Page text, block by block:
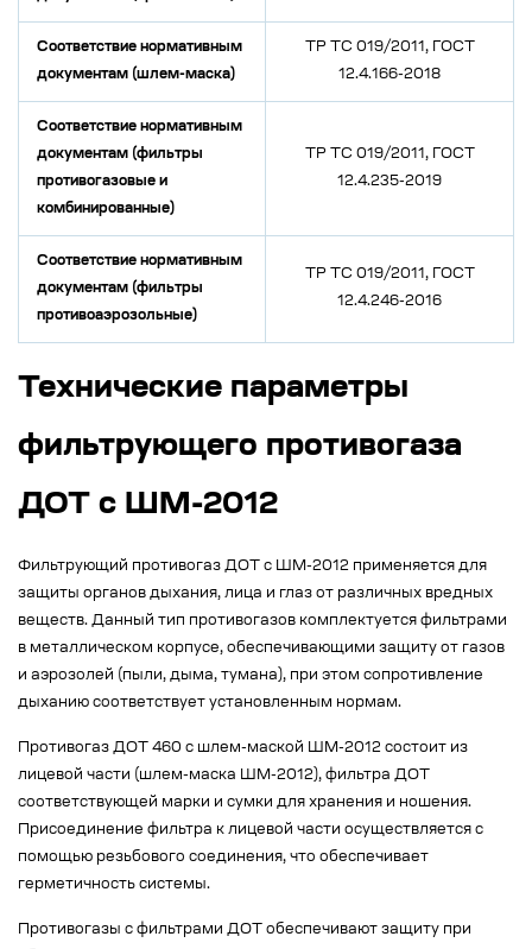
Соответствие нормативным
документам (шлем-маска)
ТР ТС 019/2011, ГОСТ
12.4.166-2018
Соответствие нормативным
документам (фильтры
противогазовые и
комбинированные)
ТР ТС 019/2011, ГОСТ
12.4.235-2019
Соответствие нормативным
документам (фильтры
противоаэрозольные)
ТР ТС 019/2011, ГОСТ
12.4.246-2016
Технические параметры
фильтрующего противогаза
ДОТ с ШМ-2012
Фильтрующий противогаз ДОТ с ШМ-2012 применяется для
защиты органов дыхания, лица и глаз от различных вредных
веществ. Данный тип противогазов комплектуется фильтрами
в металлическом корпусе, обеспечивающими защиту от газов
и аэрозолей (пыли, дыма, тумана), при этом сопротивление
дыханию соответствует установленным нормам.
Противогаз ДОТ 460 с шлем-маской ШМ-2012 состоит из
лицевой части (шлем-маска ШМ-2012), фильтра ДОТ
соответствующей марки и сумки для хранения и ношения.
Присоединение фильтра к лицевой части осуществляется с
помощью резьбового соединения, что обеспечивает
герметичность системы.
Противогазы с фильтрами ДОТ обеспечивают защиту при